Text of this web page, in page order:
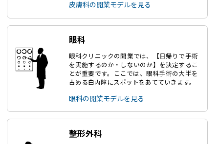
皮膚科の開業モデルを見る
眼科
眼科クリニックの開業では、【日帰りで手術
を実施するのか・しないのか】を決定するこ
とが重要です。ここでは、眼科手術の大半を
占める白内障にスポットをあてていきます。
眼科の開業モデルを見る
整形外科